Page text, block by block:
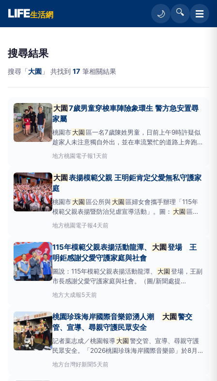
LIFE生活網 🌙 🔍 ☰
搜尋結果
搜尋「大園 」 共找到 17 筆相關結果
大園7歲男童穿梭車陣險象環生 警方急安置尋
家屬
桃園市大園區一名7歲陳姓男童，日前上午9時許疑似
趁家人未注意獨自外出，並在車流繁忙的道路上奔跑，
場面險象環生。圖：讀者提供桃園市
姓男童，日前上午9時許疑似趁家人未注意獨自外出，
民眾及時報警，大園警方
地方桃園電子報1天前
大園表揚模範父親 王明鉅肯定父愛無私守護家
庭
桃園市大園區公所與大園區婦女會攜手辦理「115年
模範父親表揚暨防治兒虐宣導活動」。圖： 大園區公
所提供桃園市
大園 區公所與
桃園喜來登酒店攜手辦理「115年模範父親表揚暨防治
頒獎給每一位模範父親
地方桃園電子報4天前
115年模範父親表揚活動龍潭、 大園登場 王
明鉅感謝父愛守護家庭與社會
圖說：115年模範父親表揚活動龍潭、 大園登場，王副
市長感謝父愛守護家庭與社會。（圖/新聞處提
供） 【大成報記者袁慧心/桃園報導】桃園市副市長王
明鉅今（2）日上午前往龍潭區及
家庭責任，以勤奮、誠信及無私付出陪伴子女成長，並
積極投入
地方大成報5天前
桃園珍珠海岸國際音樂節湧人潮 大園警交
管、宣導、尋親守護民眾安全
記者葉志成／桃園報導大園警交管、宣導、尋親守護
民眾安全。「2026桃園珍珠海岸國際音樂節」於8月1
日至2日在
大園
區竹圍漁港盛大登場，今年以「聲音上
岸，世界連線」為主題，規劃三大舞台及多項精彩活
地方台灣好新聞5天前